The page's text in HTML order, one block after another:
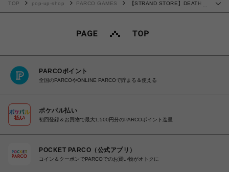
…
TOP pop-up-shop PARCO GAMES
【STRAND STORE】DEATH
PARCOポイント
全国のPARCOやONLINE PARCOで貯まる＆使える
ポケパル払い
初回登録＆お買物で最大1,500円分のPARCOポイント進呈
POCKET PARCO（公式アプリ）
コイン＆クーポンでPARCOでのお買い物がオトクに